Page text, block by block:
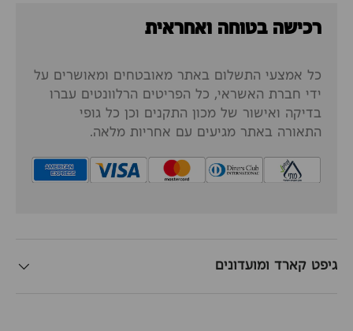
רכישה בטוחה ואחראית
כל אמצעי התשלום באתר מאובטחים ומאושרים על
ידי חברת האשראי, כל הפריטים הרלוונטים עברו
בדיקה ואישור של מכון התקנים וכן כל גופי
התאורה באתר מגיעים עם אחריות מלאה.
גיפט קארד ומועדונים